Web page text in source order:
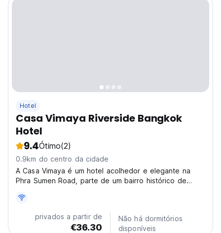
Hotel
Casa Vimaya Riverside Bangkok
Hotel
9.4Ótimo(2)
0.9km do centro da cidade
A Casa Vimaya é um hotel acolhedor e elegante na
Phra Sumen Road, parte de um bairro histórico de
privados a partir de
€36.30
Não há dormitórios
disponíveis